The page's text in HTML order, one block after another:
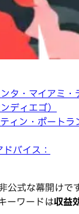
タ・マイアミ・
ディエゴ）
ィン・ポートラ
ドバイス：
公式な幕開け
ーワードは収益